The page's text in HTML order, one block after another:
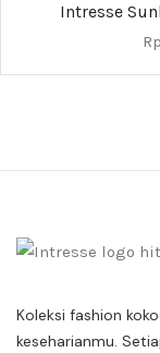
Intresse
Rp
Koleksi fashion
keseharianmu.